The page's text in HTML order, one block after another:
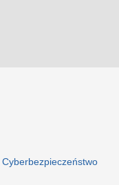
Cyberbezpieczeństwo